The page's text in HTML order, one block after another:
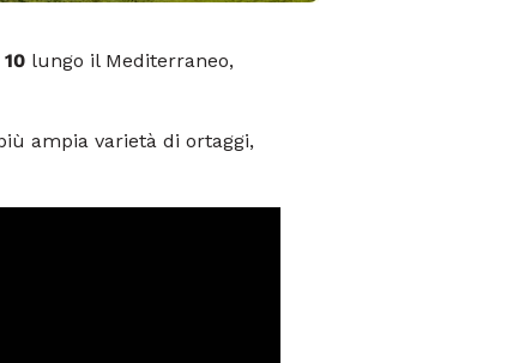
lungo il Mediterraneo,
ampia varietà di ortaggi,